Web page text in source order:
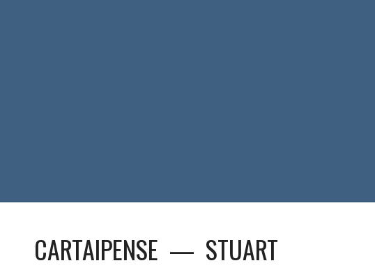
CARTAIPENSE — STUART